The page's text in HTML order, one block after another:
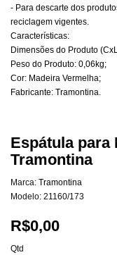
- Para descarte dos
reciclagem vigentes.
Características:
Dimensões do Produto
Peso do Produto: 0,06kg;
Cor: Madeira Vermelha;
Fabricante: Tramontina.
Espátula para
Tramontina
Marca: Tramontina
Modelo: 21160/173
R$0,00
Qtd